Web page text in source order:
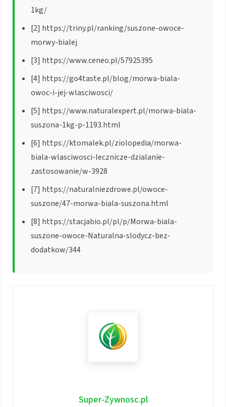
1kg/
[2] https://triny.pl/ranking/suszone-owoce-
morwy-bialej
[3] https://www.ceneo.pl/57925395
[4] https://go4taste.pl/blog/morwa-biala-
owoc-i-jej-wlasciwosci/
[5] https://www.naturalexpert.pl/morwa-biala-
suszona-1kg-p-1193.html
[6] https://ktomalek.pl/ziolopedia/morwa-
biala-wlasciwosci-lecznicze-dzialanie-
zastosowanie/w-3928
[7] https://naturalniezdrowe.pl/owoce-
suszone/47-morwa-biala-suszona.html
[8] https://stacjabio.pl/pl/p/Morwa-biala-
suszone-owoce-Naturalna-slodycz-bez-
dodatkow/344
Super-Zywnosc.pl